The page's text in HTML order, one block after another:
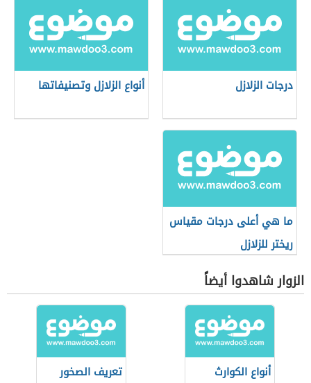
درجات الزلازل أنواع الزلازل وتصنيفاتها
ما هي أعلى درجات مقياس
ريختر للزلازل
الزوار شاهدوا أيضاً
أنواع الكوارث
تعريف الصخور